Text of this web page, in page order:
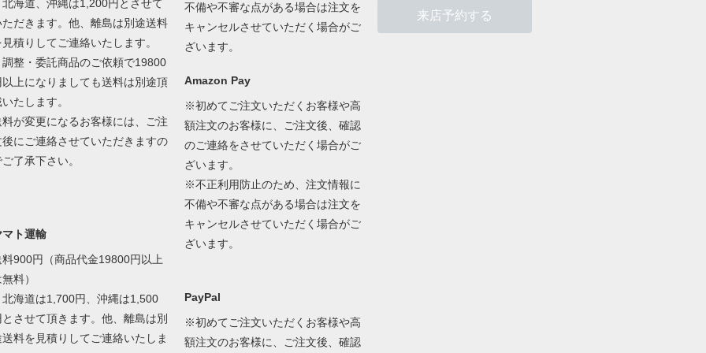
北海道、沖縄は1,200円とさせて
ただきます。他、離島は別途送料
積りしてご連絡いたします。
調整・委託商品のご依頼で19800
以上になりましても送料は別途頂
たします。
料が変更になるお客様には、ご注
後にご連絡させていただきますの
了承下さい。
マト運輸
料900円（商品代金19800円以上
料）
北海道は1,700円、沖縄は1,500
とさせて頂きます。他、離島は別
送料を見積りしてご連絡いたしま
不備や不審な点がある場合は注文を
キャンセルさせていただく場合がご
ざいます。
Amazon Pay
※初めてご注文いただくお客様や高
額注文のお客様に、ご注文後、確認
のご連絡をさせていただく場合がご
ざいます。
※不正利用防止のため、注文情報に
不備や不審な点がある場合は注文を
キャンセルさせていただく場合がご
ざいます。
PayPal
※初めてご注文いただくお客様や高
額注文のお客様に、ご注文後、確認
来店予約する